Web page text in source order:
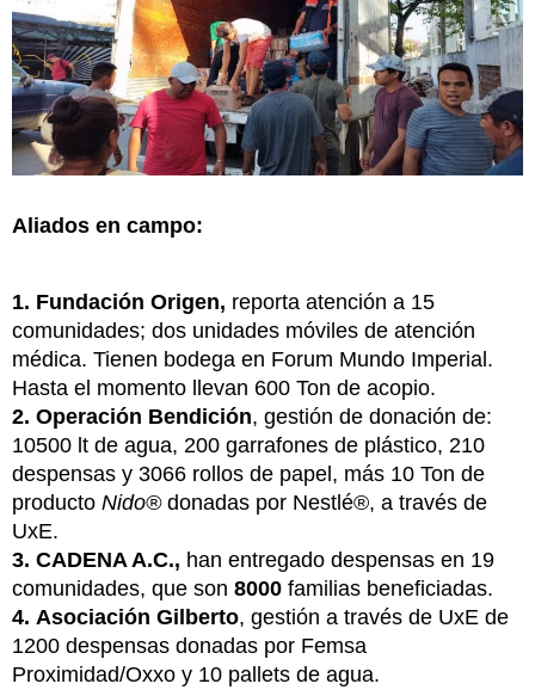
Aliados en campo:
1. Fundación Origen, reporta atención a 15
comunidades; dos unidades móviles de atención
médica. Tienen bodega en Forum Mundo Imperial.
Hasta el momento llevan 600 Ton de acopio.
2. Operación Bendición, gestión de donación de:
10500 lt de agua, 200 garrafones de plástico, 210
despensas y 3066 rollos de papel, más 10 Ton de
producto Nido®donadas por Nestlé®, a través de
UxE.
3. CADENA A.C., han entregado despensas en 19
comunidades, que son 8000 familias beneficiadas.
4. Asociación Gilberto, gestión a través de UxE de
1200 despensas donadas por Femsa
Proximidad/Oxxo y 10 pallets de agua.